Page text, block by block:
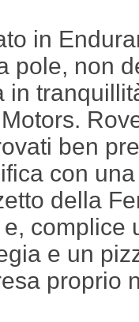
in
pole, non
in
ben
con
della
complice
e un
proprio